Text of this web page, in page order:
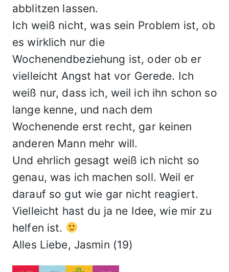
abblitzen lassen.
Ich weiß nicht, was sein Problem ist, ob
es wirklich nur die
Wochenendbeziehung ist, oder ob er
vielleicht Angst hat vor Gerede. Ich
weiß nur, dass ich, weil ich ihn schon so
lange kenne, und nach dem
Wochenende erst recht, gar keinen
anderen Mann mehr will.
Und ehrlich gesagt weiß ich nicht so
genau, was ich machen soll. Weil er
darauf so gut wie gar nicht reagiert.
Vielleicht hast du ja ne Idee, wie mir zu
helfen ist.
Alles Liebe, Jasmin (19)